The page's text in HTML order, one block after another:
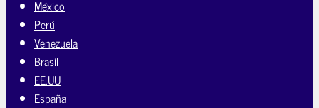
México
Perú
Venezuela
Brasil
EE.UU
España